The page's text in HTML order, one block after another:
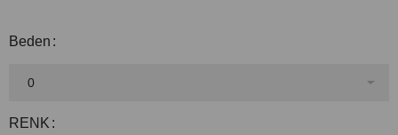
Beden
RENK